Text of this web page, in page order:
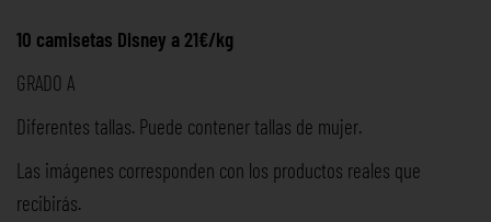
10 camisetas Disney a 21€/kg
GRADO A
Diferentes tallas. Puede contener tallas de mujer.
Las imágenes corresponden con los productos reales que
recibirás.